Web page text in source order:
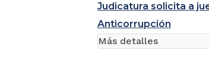
Judicatura solicita a
Anticorrupción
Más detalles